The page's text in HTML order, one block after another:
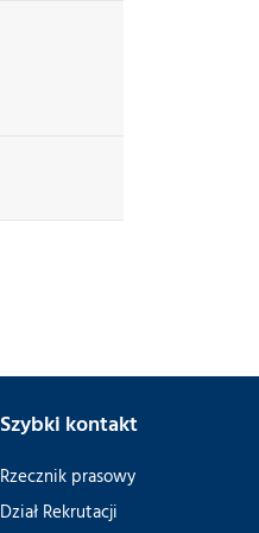
Szybki kontakt
Rzecznik prasowy
Dział Rekrutacji